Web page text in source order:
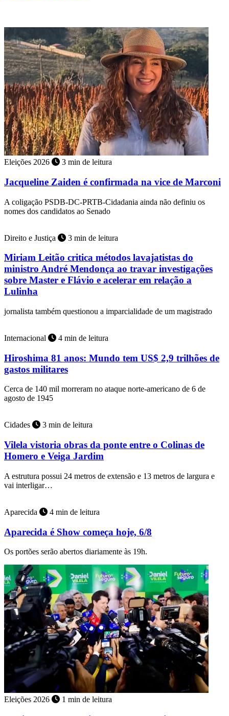
Eleições 2026 3 min de leitura
Jacqueline Zaiden é confirmada na vice de Marconi
A coligação PSDB-DC-PRTB-Cidadania ainda não definiu os
nomes dos candidatos ao Senado
Direito e Justiça 3 min de leitura
Miriam Leitão critica métodos lavajatistas do
ministro André Mendonça ao travar investigações
sobre Master e Flávio e acelerar em relação a
Lulinha
jornalista também questionou a imparcialidade de um magistrado
Internacional 4 min de leitura
Hiroshima 81 anos: Mundo tem US$ 2,9 trilhões de
gastos militares
Cerca de 140 mil morreram no ataque norte-americano de 6 de
agosto de 1945
Cidades 3 min de leitura
Vilela vistoria obras da ponte entre o Colinas de
Homero e Veiga Jardim
A estrutura possui 24 metros de extensão e 13 metros de largura e
vai interligar…
Aparecida 4 min de leitura
Aparecida é Show começa hoje, 6/8
Os portões serão abertos diariamente às 19h.
Eleições 2026 1 min de leitura